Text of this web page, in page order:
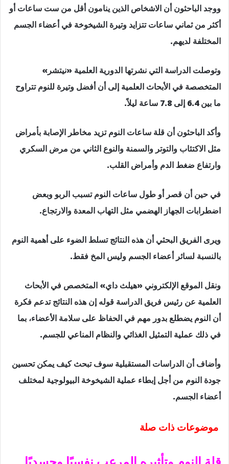
ووجد الباحثون أن الاشخاص الذين ينامون أقل من ست ساعات أو
أكثر من ثماني ساعات تتزايد وتيرة الشيخوخة في أعضاء الجسم
المختلفة لديهم.
وتوصلت الدراسة التي نشرتها الدورية العلمية «نيتشر»
المتخصصة في الأبحاث العلمية إلى أن أفضل وتيرة للنوم تتراوح
ما بين 6.4 إلى 7.8 ساعة ليلاً.
وأكد الباحثون أن قلة ساعات النوم تزيد مخاطر الإصابة بأمراض
مثل الاكتئاب والتوتر والسمنة والنوع الثاني من مرض السكري
وارتفاع ضغط الدم وأمراض القلب.
في حين أن قصر أو طول ساعات النوم تسبب الربو وبعض
اضطرابات الجهاز الهضمي مثل التهاب المعدة والارتجاع.
ويرى الفريق البحثي أن هذه النتائج تسلط الضوء على أهمية النوم
بالنسبة لسائر أعضاء الجسم وليس المخ فقط.
ونقل الموقع الإلكتروني «هيلث داي» المتخصص في الأبحاث
العلمية عن رئيس فريق الدراسة قوله إن هذه النتائج تدعم فكرة
أن النوم يضطلع بدور مهم في الحفاظ على سلامة الأعضاء، بما
في ذلك عملية التمثيل الغذائي والنظام المناعي للجسم.
وأضاف أن الدراسات المستقبلية سوف تبحث كيف يمكن تحسين
جودة النوم من أجل إبطاء عملية الشيخوخة البيولوجية لمختلف
أعضاء الجسم.
موضوعات ذات صلة